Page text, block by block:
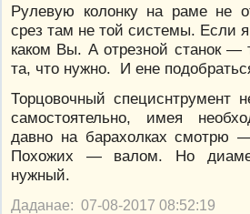
Рулевую колонку на раме не
срез там не той системы. Если
каком Вы. А отрезной станок —
та, что нужно. И ене
Торцовочный специснтрумент
самостоятельно, имея
давно на барахолках смотрю
Похожих — валом. Но
нужный.
Даданае: 07-08-2017 08:52:19